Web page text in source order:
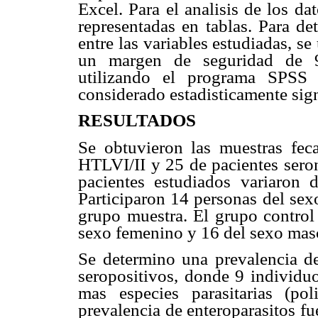
Excel. Para el analisis de los
representadas en tablas. Para
entre las variables estudiadas,
un margen de seguridad de
utilizando el programa
considerado estadisticamente
RESULTADOS
Se obtuvieron las muestras
HTLVI/II y 25 de pacientes
pacientes estudiados
Participaron 14 personas del
grupo muestra. El grupo
sexo femenino y 16 del sexo
Se determino una prevalencia
seropositivos, donde 9
mas especies parasitarias
prevalencia de enteroparasitos